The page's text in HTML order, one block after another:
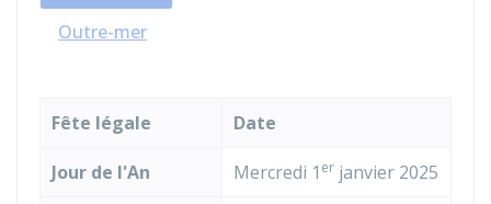
Outre-mer
Fête légale Date
Jour de l'An Mercredi 1 er janvier 2025